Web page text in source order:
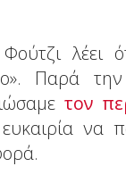
λέει
Παρά την
τον
να